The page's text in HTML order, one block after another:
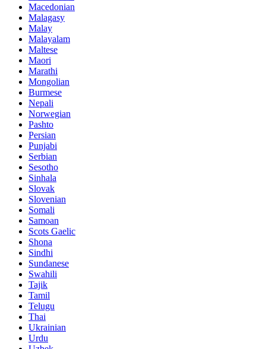
Macedonian
Malagasy
Malay
Malayalam
Maltese
Maori
Marathi
Mongolian
Burmese
Nepali
Norwegian
Pashto
Persian
Punjabi
Serbian
Sesotho
Sinhala
Slovak
Slovenian
Somali
Samoan
Scots Gaelic
Shona
Sindhi
Sundanese
Swahili
Tajik
Tamil
Telugu
Thai
Ukrainian
Urdu